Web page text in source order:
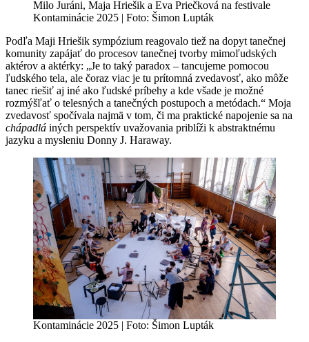
Milo Juráni, Maja Hriešik a Eva Priečková na festivale
Kontaminácie 2025 | Foto: Šimon Lupták
Podľa Maji Hriešik sympózium reagovalo tiež na dopyt tanečnej
komunity zapájať do procesov tanečnej tvorby mimoľudských
aktérov a aktérky: „Je to taký paradox – tancujeme pomocou
ľudského tela, ale čoraz viac je tu prítomná zvedavosť, ako môže
tanec riešiť aj iné ako ľudské príbehy a kde všade je možné
rozmýšľať o telesných a tanečných postupoch a metódach.“ Moja
zvedavosť spočívala najmä v tom, či ma praktické napojenie sa na
chápadlá iných perspektív uvažovania priblíži k abstraktnému
jazyku a mysleniu Donny J. Haraway.
Kontaminácie 2025 | Foto: Šimon Lupták